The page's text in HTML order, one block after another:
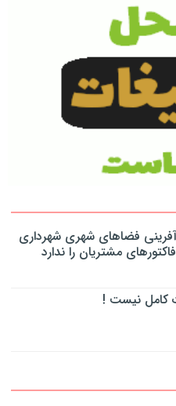
فضاهای شهری شهرداری
مشتریان را ندارد
کامل نیست !